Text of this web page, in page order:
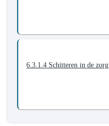
6.3.1.4 Schitteren in de zorg